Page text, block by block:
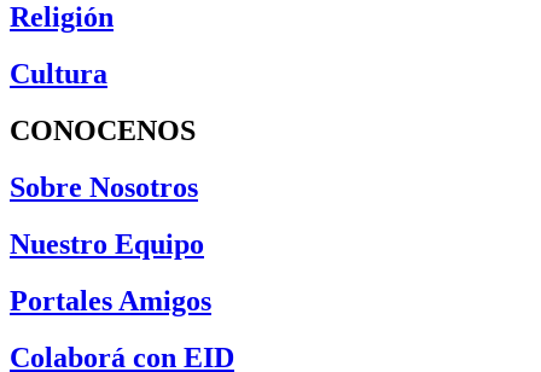
Religión
Cultura
CONOCENOS
Sobre Nosotros
Nuestro Equipo
Portales Amigos
Colaborá con EID